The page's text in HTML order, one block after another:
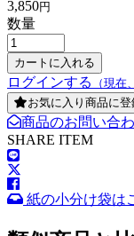
3,850円
数量
ログインする
（現在
お気に入り商品に登
商品のお問い合
SHARE ITEM
紙の小分け袋は